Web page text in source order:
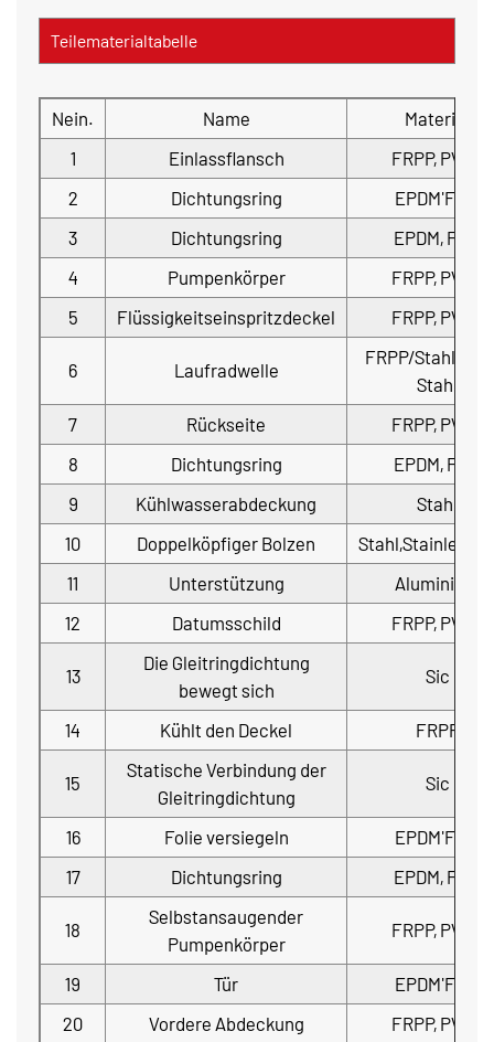
Teilematerialtabelle
Nein. Name
Material
1
Einlassflansch
FRPP, PVDF
2
Dichtungsring
EPDM'FPM
3
Dichtungsring
EPDM, FPM
4
Pumpenkörper
FRPP, PVDF
5
Flüssigkeitseinspritzdeckel FRPP, PVDF
6 Laufradwelle
FRPP/Stahl
Stahl
7
Rückseite
FRPP, PVDF
8
Dichtungsring
EPDM, FPM
9
Kühlwasserabdeckung
Stahl
10
Doppelköpfiger Bolzen
11
Unterstützung
Aluminium
12
Datumsschild FRPP, PVDF
13
Die Gleitringdichtung
bewegt sich
Sic
14 Kühlt den Deckel FRPP
15
Statische Verbindung der
Gleitringdichtung
Sic
16 Folie versiegeln
EPDM'FPM
17
Dichtungsring EPDM, FPM
18
Selbstansaugender
Pumpenkörper
FRPP, PVDF
19 Tür
EPDM'FPM
20
Vordere Abdeckung FRPP, PVDF